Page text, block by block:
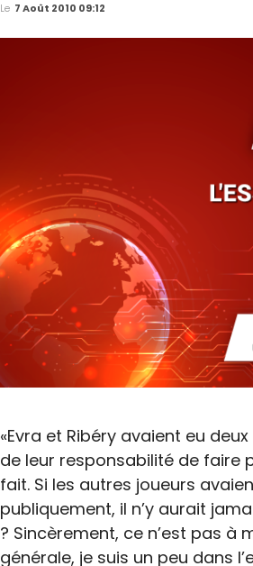
Le 7 Août 2010 09:12
«Evra et Ribéry avaient eu
de leur responsabilité de faire
fait. Si les autres joueurs
publiquement, il n’y aurait
? Sincèrement, ce n’est pas à
générale, je suis un peu dans